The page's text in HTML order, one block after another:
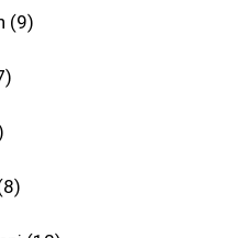
9
8